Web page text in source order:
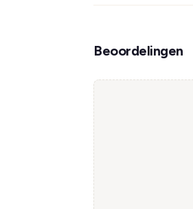
Beoordelingen